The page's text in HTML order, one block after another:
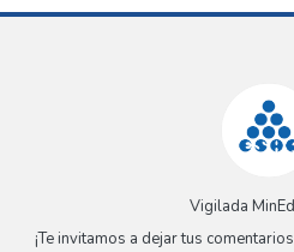
Vigilada
¡Te invitamos a dejar tus